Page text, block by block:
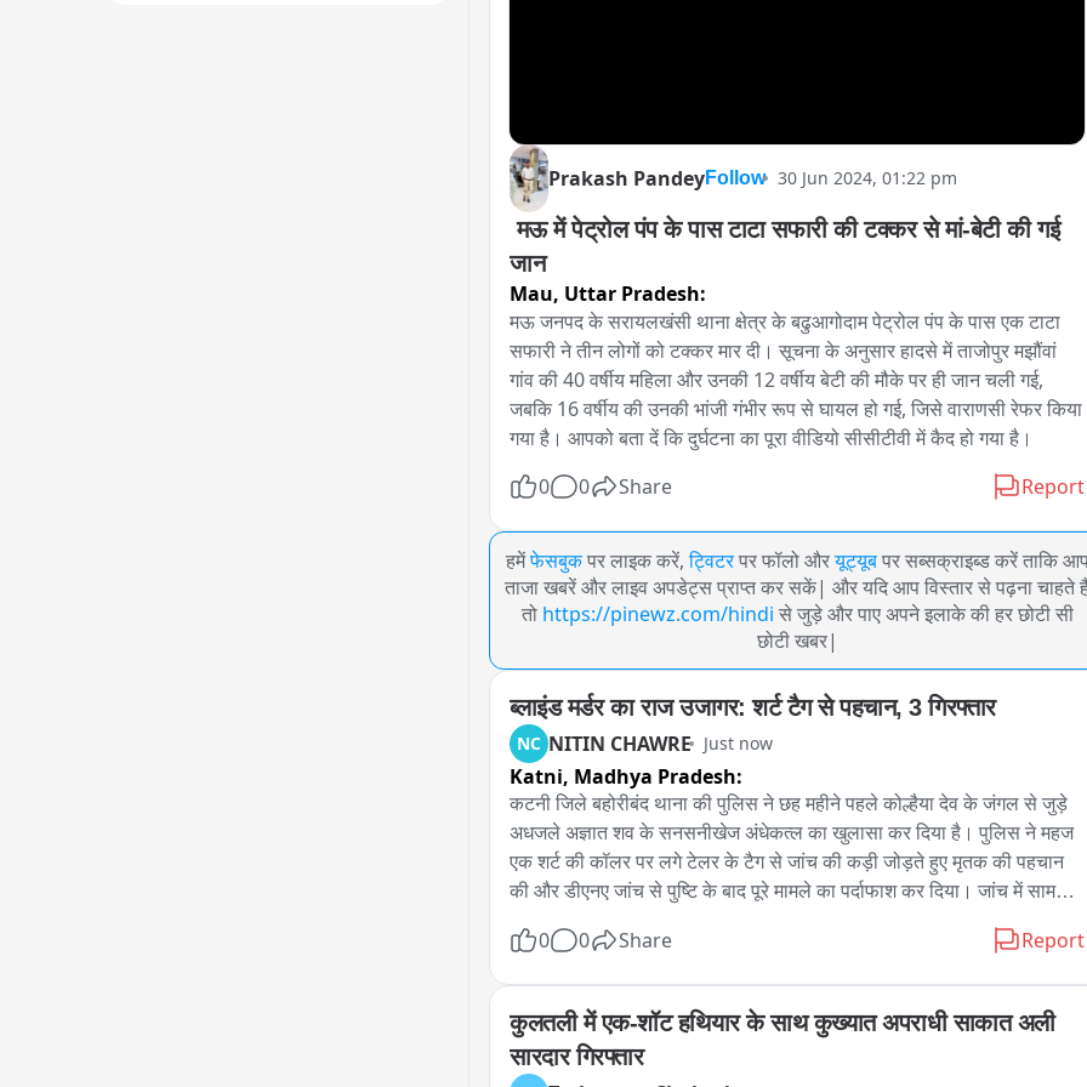
Prakash PandeyFollow 30 Jun 2024, 01:22 pm
मऊ में पेट्रोल पंप के पास टाटा सफारी की टक्कर से मां-बेटी की गई
जान
Mau, Uttar Pradesh:
मऊ जनपद के सरायलखंसी थाना क्षेत्र के बढुआगोदाम पेट्रोल पंप के पास एक टाटा
सफारी ने तीन लोगों को टक्कर मार दी। सूचना के अनुसार हादसे में ताजोपुर मझौंवां
गांव की 40 वर्षीय महिला और उनकी 12 वर्षीय बेटी की मौके पर ही जान चली गई,
जबकि 16 वर्षीय की उनकी भांजी गंभीर रूप से घायल हो गई, जिसे वाराणसी रेफर किया
गया है। आपको बता दें कि दुर्घटना का पूरा वीडियो सीसीटीवी में कैद हो गया है।
0
0 Share Report
हमेंफेसबुक पर लाइक करें, ट्विटर पर फॉलो औरयूट्यूब पर सब्सक्राइब्ड करें ताकि
ताजा खबरें और लाइव अपडेट्स प्राप्त कर सकें| और यदि आप विस्तार से पढ़ना चाहते
तो https://pinewz.com/hindi से जुड़े और पाए अपने इलाके की हर छोटी सी
छोटी खबर|
ब्लाइंड मर्डर का राज उजागर: शर्ट टैग से पहचान, 3 गिरफ्तार
NC NITIN CHAWRE Just now
Katni, Madhya Pradesh:
कटनी जिले बहोरीबंद थाना की पुलिस ने छह महीने पहले कोल्हैया देव के जंगल से जुड़े
अधजले अज्ञात शव के सनसनीखेज अंधेकत्ल का खुलासा कर दिया है। पुलिस ने महज
एक शर्ट की कॉलर पर लगे टेलर के टैग से जांच की कड़ी जोड़ते हुए मृतक की पहचान
की और डीएनए जांच से पुष्टि के बाद पूरे मामले का पर्दाफाश कर दिया। जांच में सामने
गई थी। हादसे को छिपाने के लिए आरोपियों ने शव को करीब 15 किलोमीटर दूर ले
पुलिस ने मामले में तीन आरोपियों को गिरफ्तार कर जेल भेज दिया। महाशिवरात्रि के
दिन सिद्ध बाबा रोड के पास स्टॉप डैम की मेढ़ पर एक अधजला और सड़-गला शव मिला
था। पोस्टमार्टम में हत्या के बाद शव छिपाने की आशंका सामने आने पर पुलिस ने हत्या
0 0 Share Report
कुलतली में एक-शॉट हथियार के साथ कुख्यात अपराधी साकात अली
सारदार गिरफ्तार